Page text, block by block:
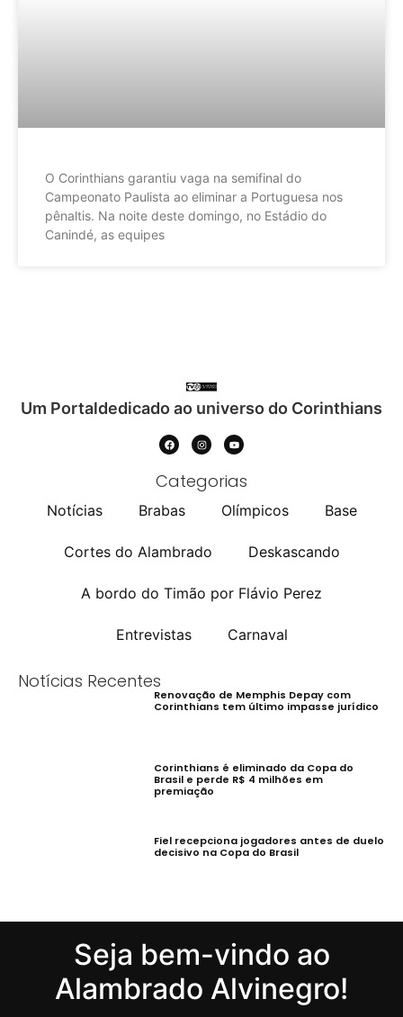
O Corinthians garantiu vaga na semifinal do
Campeonato Paulista ao eliminar a Portuguesa nos
pênaltis. Na noite deste domingo, no Estádio do
Canindé, as equipes
Um Portaldedicado ao universo do Corinthians
Categorias
Notícias Brabas Olímpicos Base
Cortes do Alambrado Deskascando
A bordo do Timão por Flávio Perez
Entrevistas Carnaval
Notícias Recentes
Renovação de Memphis Depay com
Corinthians tem último impasse jurídico
Corinthians é eliminado da Copa do
Brasil e perde R$ 4 milhões em
premiação
Fiel recepciona jogadores antes de duelo
decisivo na Copa do Brasil
Seja bem-vindo ao
Alambrado Alvinegro!